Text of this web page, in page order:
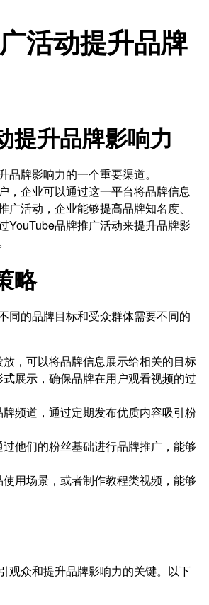
活动提升品牌
提升品牌影响力
牌影响力的一个重要渠道。
，企业可以通过这一平台将品牌信息
活动，企业能够提高品牌知名度、
YouTube品牌推广活动来提升品牌影
略
同的品牌目标和受众群体需要不同的
，可以将品牌信息展示给相关的目标
展示，确保品牌在用户观看视频的过
频道，通过定期发布优质内容吸引粉
他们的粉丝基础进行品牌推广，能够
用场景，或者制作教程类视频，能够
观众和提升品牌影响力的关键。以下